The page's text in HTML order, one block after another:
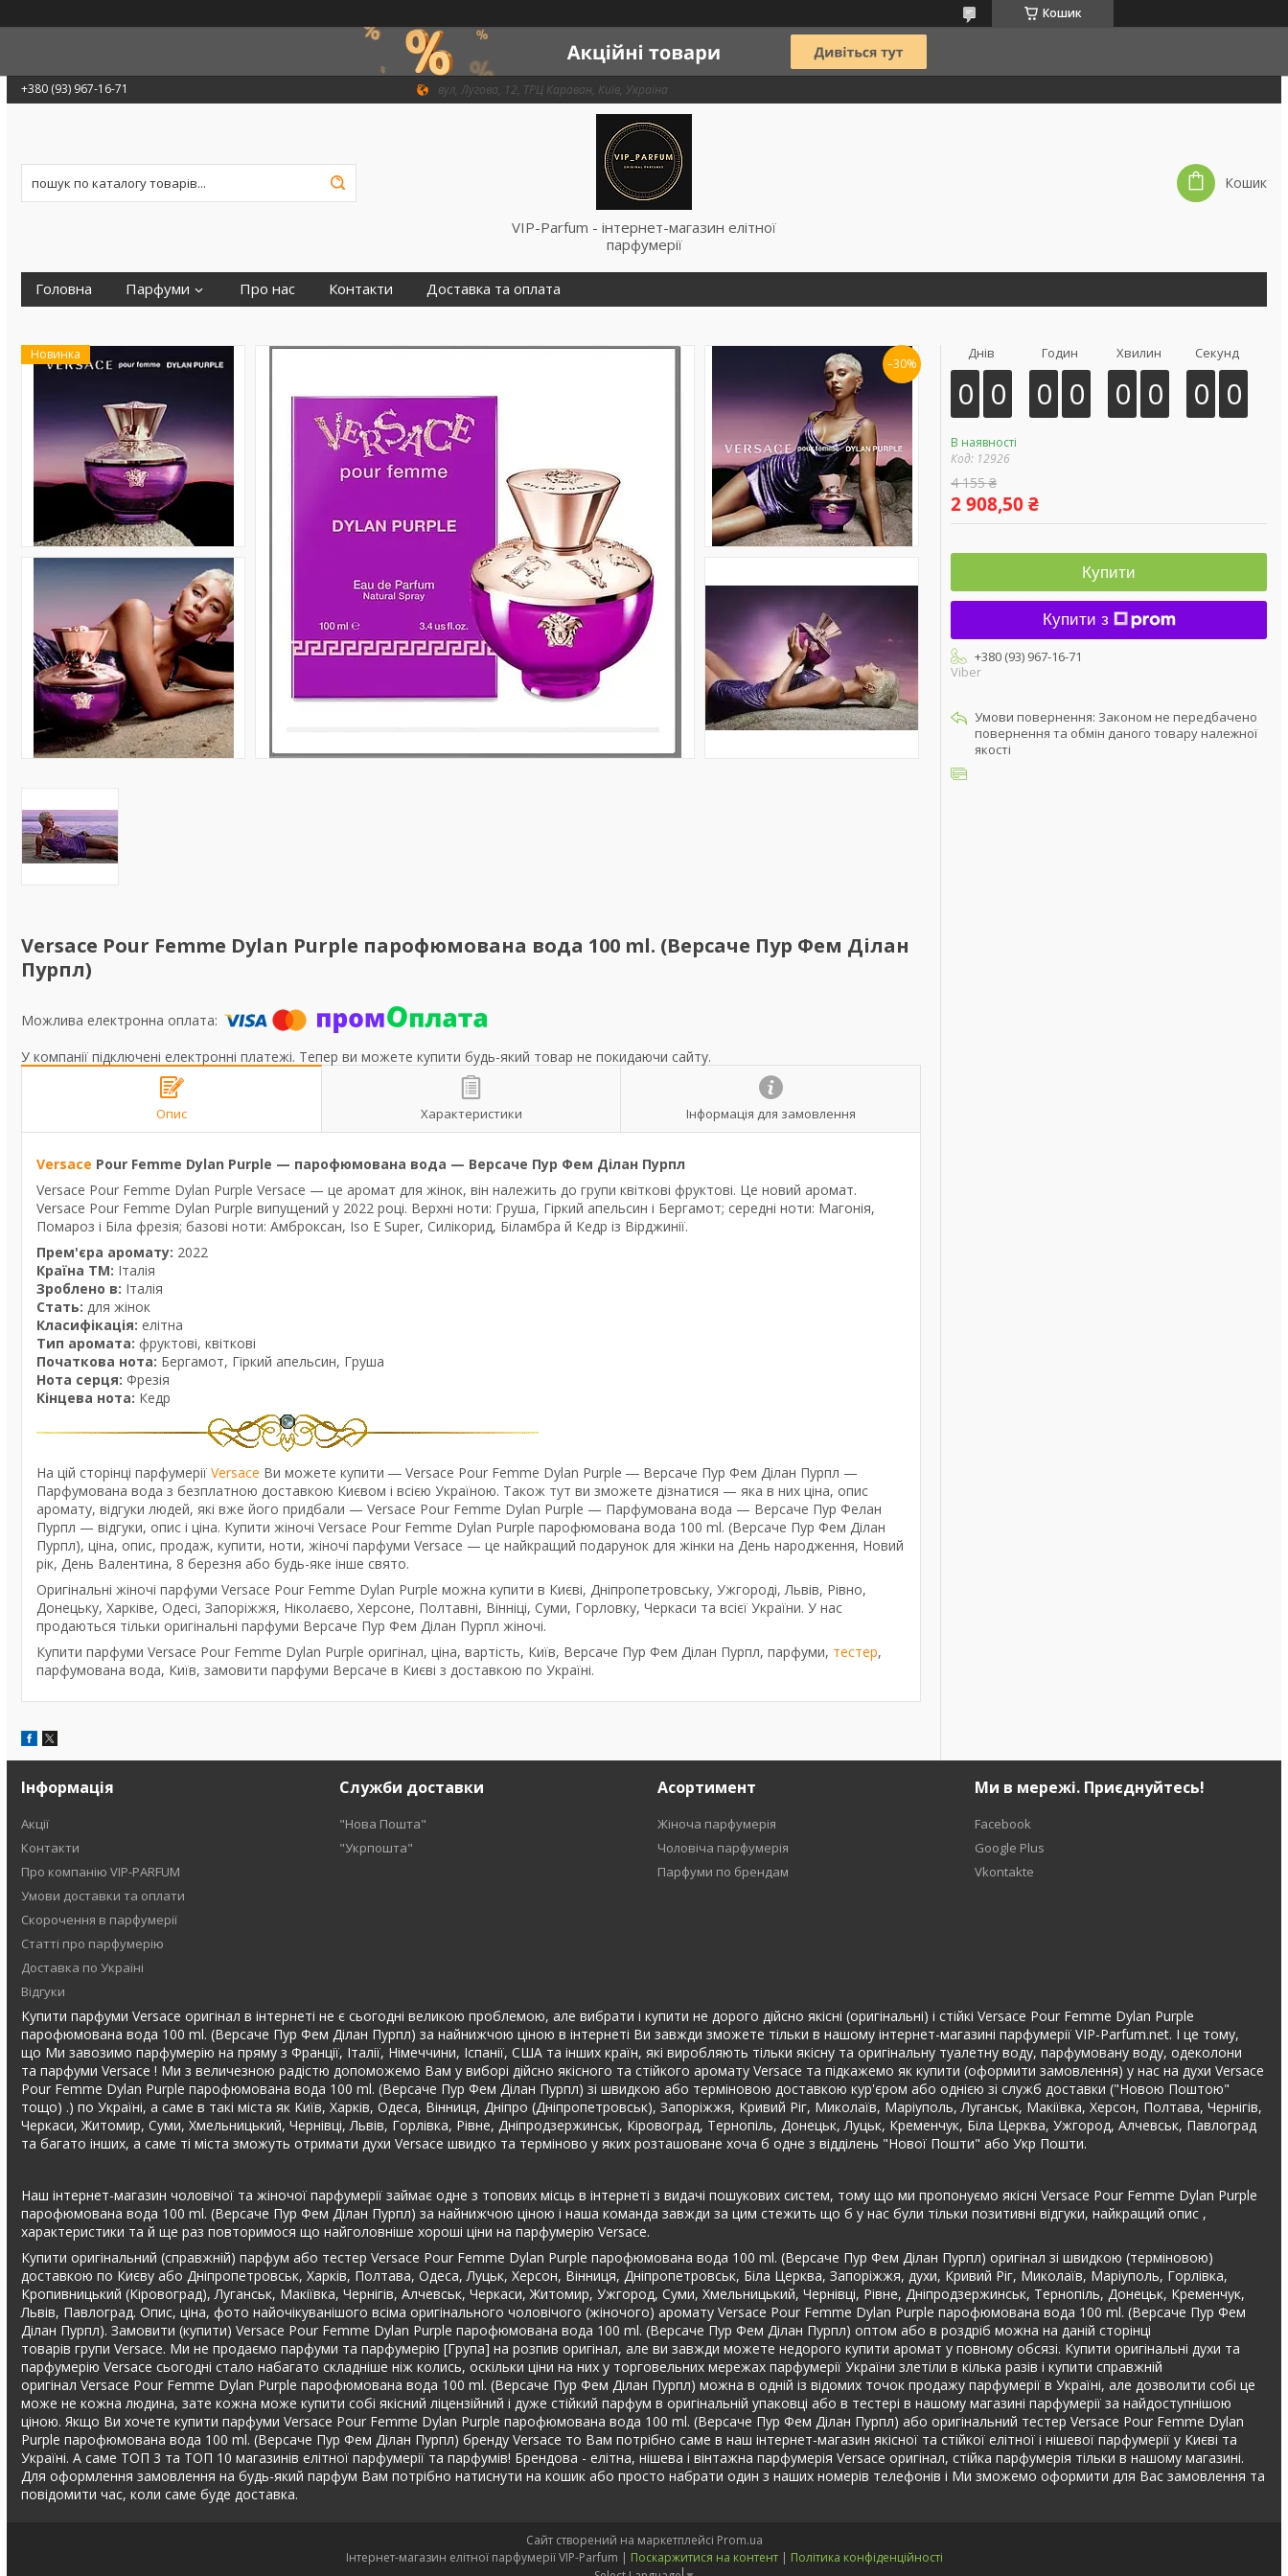
Кошик
+380 (93) 967-16-71 вул, Лугова, 12, ТРЦ Караван, Київ, Україна
VIP-Parfum - інтернет-магазин елітної
парфумерії
Кошик
Головна Парфуми Про нас Контакти Доставка та оплата
Новинка
–30%
Versace Pour Femme Dylan Purple парофюмована вода 100 ml. (Версаче Пур Фем Ділан
Пурпл)
У компанії підключені електронні платежі. Тепер ви можете купити будь-який товар не покидаючи сайту.
Опис Характеристики Інформація для замовлення
Versace Pour Femme Dylan Purple — парофюмована вода — Версаче Пур Фем Ділан Пурпл
Versace Pour Femme Dylan Purple Versace — це аромат для жінок, він належить до групи квіткові фруктові. Це новий аромат.
Versace Pour Femme Dylan Purple випущений у 2022 році. Верхні ноти: Груша, Гіркий апельсин і Бергамот; середні ноти: Магонія,
Помароз і Біла фрезія; базові ноти: Амброксан, Iso E Super, Силікорид, Біламбра й Кедр із Вірджинії.
Прем'єра аромату: 2022
Країна ТМ: Італія
Зроблено в: Італія
Стать: для жінок
Класифікація: елітна
Тип аромата: фруктові, квіткові
Початкова нота: Бергамот, Гіркий апельсин, Груша
Нота серця: Фрезія
Кінцева нота: Кедр
На цій сторінці парфумерії Versace Ви можете купити ― Versace Pour Femme Dylan Purple ― Версаче Пур Фем Ділан Пурпл —
Парфумована вода з безплатною доставкою Києвом і всією Україною. Також тут ви зможете дізнатися — яка в них ціна, опис
аромату, відгуки людей, які вже його придбали — Versace Pour Femme Dylan Purple — Парфумована вода — Версаче Пур Фелан
Пурпл — відгуки, опис і ціна. Купити жіночі Versace Pour Femme Dylan Purple парофюмована вода 100 ml. (Версаче Пур Фем Ділан
Пурпл), ціна, опис, продаж, купити, ноти, жіночі парфуми Versace — це найкращий подарунок для жінки на День народження, Новий
рік, День Валентина, 8 березня або будь-яке інше свято.
Оригінальні жіночі парфуми Versace Pour Femme Dylan Purple можна купити в Києві, Дніпропетровську, Ужгороді, Львів, Рівно,
Донецьку, Харківе, Одесі, Запоріжжя, Ніколаєво, Херсоне, Полтавні, Вінніці, Суми, Горловку, Черкаси та всієї України. У нас
продаються тільки оригінальні парфуми Версаче Пур Фем Ділан Пурпл жіночі.
Купити парфуми Versace Pour Femme Dylan Purple оригінал, ціна, вартість, Київ, Версаче Пур Фем Ділан Пурпл, парфуми, тестер,
парфумована вода, Київ, замовити парфуми Версаче в Києві з доставкою по Україні.
Днів
0 0
Годин
0 0
Хвилин
0 0
Секунд
0 0
В наявності
Код: 12926
4 155 ₴
2 908,50 ₴
Купити
Купити з
+380 (93) 967-16-71
Viber
Законом не передбачено
повернення та обмін даного товару належної
якості
Інформація
Акції
Контакти
Про компанію VIP-PARFUM
Умови доставки та оплати
Скорочення в парфумерії
Статті про парфумерію
Доставка по Україні
Відгуки
Служби доставки
"Нова Пошта"
"Укрпошта"
Асортимент
Жіноча парфумерія
Чоловіча парфумерія
Парфуми по брендам
Ми в мережі. Приєднуйтесь!
Facebook
Google Plus
Vkontakte
Купити парфуми Versace оригінал в інтернеті не є сьогодні великою проблемою, але вибрати і купити не дорого дійсно якісні (оригінальні) і стійкі Versace Pour Femme Dylan Purple
парофюмована вода 100 ml. (Версаче Пур Фем Ділан Пурпл) за найнижчою ціною в інтернеті Ви завжди зможете тільки в нашому інтернет-магазині парфумерії VIP-Parfum.net. І це тому,
що Ми завозимо парфумерію на пряму з Франції, Італії, Німеччини, Іспанії, США та інших країн, які виробляють тільки якісну та оригінальну туалетну воду, парфумовану воду, одеколони
та парфуми Versace ! Ми з величезною радістю допоможемо Вам у виборі дійсно якісного та стійкого аромату Versace та підкажемо як купити (оформити замовлення) у нас на духи Versace
Pour Femme Dylan Purple парофюмована вода 100 ml. (Версаче Пур Фем Ділан Пурпл) зі швидкою або терміновою доставкою кур'єром або однією зі служб доставки ("Новою Поштою"
тощо) .) по Україні, а саме в такі міста як Київ, Харків, Одеса, Вінниця, Дніпро (Дніпропетровськ), Запоріжжя, Кривий Ріг, Миколаїв, Маріуполь, Луганськ, Макіївка, Херсон, Полтава, Чернігів,
Черкаси, Житомир, Суми, Хмельницький, Чернівці, Львів, Горлівка, Рівне, Дніпродзержинськ, Кіровоград, Тернопіль, Донецьк, Луцьк, Кременчук, Біла Церква, Ужгород, Алчевськ, Павлоград
та багато інших, а саме ті міста зможуть отримати духи Versace швидко та терміново у яких розташоване хоча б одне з відділень "Нової Пошти" або Укр Пошти.
Наш інтернет-магазин чоловічої та жіночої парфумерії займає одне з топових місць в інтернеті з видачі пошукових систем, тому що ми пропонуємо якісні Versace Pour Femme Dylan Purple
парофюмована вода 100 ml. (Версаче Пур Фем Ділан Пурпл) за найнижчою ціною і наша команда завжди за цим стежить що б у нас були тільки позитивні відгуки, найкращий опис ,
характеристики та й ще раз повторимося що найголовніше хороші ціни на парфумерію Versace.
Купити оригінальний (справжній) парфум або тестер Versace Pour Femme Dylan Purple парофюмована вода 100 ml. (Версаче Пур Фем Ділан Пурпл) оригінал зі швидкою (терміновою)
доставкою по Києву або Дніпропетровськ, Харків, Полтава, Одеса, Луцьк, Херсон, Вінниця, Дніпропетровськ, Біла Церква, Запоріжжя, духи, Кривий Ріг, Миколаїв, Маріуполь, Горлівка,
Кропивницький (Кіровоград), Луганськ, Макіївка, Чернігів, Алчевськ, Черкаси, Житомир, Ужгород, Суми, Хмельницький, Чернівці, Рівне, Дніпродзержинськ, Тернопіль, Донецьк, Кременчук,
Львів, Павлоград. Опис, ціна, фото найочікуванішого всіма оригінального чоловічого (жіночого) аромату Versace Pour Femme Dylan Purple парофюмована вода 100 ml. (Версаче Пур Фем
Ділан Пурпл). Замовити (купити) Versace Pour Femme Dylan Purple парофюмована вода 100 ml. (Версаче Пур Фем Ділан Пурпл) оптом або в роздріб можна на даній сторінці
товарів групи Versace. Ми не продаємо парфуми та парфумерію [Група] на розпив оригінал, але ви завжди можете недорого купити аромат у повному обсязі. Купити оригінальні духи та
парфумерію Versace сьогодні стало набагато складніше ніж колись, оскільки ціни на них у торговельних мережах парфумерії України злетіли в кілька разів і купити справжній
оригінал Versace Pour Femme Dylan Purple парофюмована вода 100 ml. (Версаче Пур Фем Ділан Пурпл) можна в одній із відомих точок продажу парфумерії в Україні, але дозволити собі це
може не кожна людина, зате кожна може купити собі якісний ліцензійний і дуже стійкий парфум в оригінальній упаковці або в тестері в нашому магазині парфумерії за найдоступнішою
ціною. Якщо Ви хочете купити парфуми Versace Pour Femme Dylan Purple парофюмована вода 100 ml. (Версаче Пур Фем Ділан Пурпл) або оригінальний тестер Versace Pour Femme Dylan
Purple парофюмована вода 100 ml. (Версаче Пур Фем Ділан Пурпл) бренду Versace то Вам потрібно саме в наш інтернет-магазин якісної та стійкої елітної і нішевої парфумерії у Києві та
Україні. А саме ТОП 3 та ТОП 10 магазинів елітної парфумерії та парфумів! Брендова - елітна, нішева і вінтажна парфумерія Versace оригінал, стійка парфумерія тільки в нашому магазині.
Для оформлення замовлення на будь-який парфум Вам потрібно натиснути на кошик або просто набрати один з наших номерів телефонів і Ми зможемо оформити для Вас замовлення та
повідомити час, коли саме буде доставка.
Сайт створений на маркетплейсі Prom.ua
Інтернет-магазин елітної парфумерії VIP-Parfum | Поскаржитися на контент | Політика конфіденційності